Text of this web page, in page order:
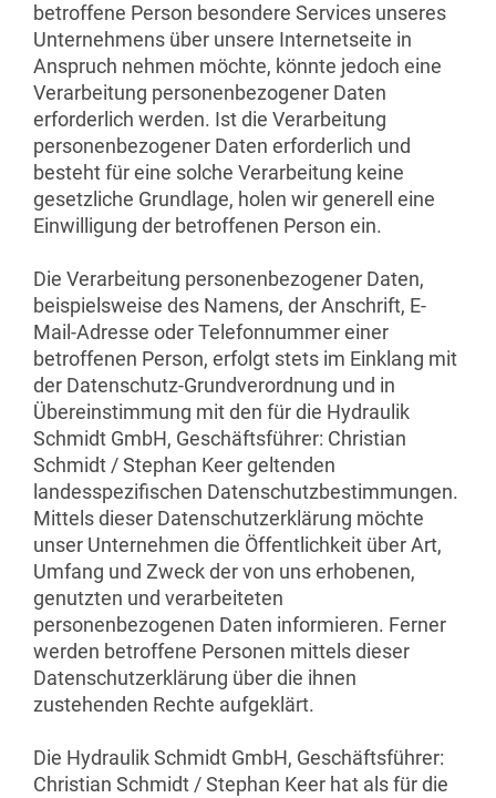
betroffene Person besondere Services unseres
Unternehmens über unsere Internetseite in
Anspruch nehmen möchte, könnte jedoch eine
Verarbeitung personenbezogener Daten
erforderlich werden. Ist die Verarbeitung
personenbezogener Daten erforderlich und
besteht für eine solche Verarbeitung keine
gesetzliche Grundlage, holen wir generell eine
Einwilligung der betroffenen Person ein.
Die Verarbeitung personenbezogener Daten,
beispielsweise des Namens, der Anschrift, E-
Mail-Adresse oder Telefonnummer einer
betroffenen Person, erfolgt stets im Einklang mit
der Datenschutz-Grundverordnung und in
Übereinstimmung mit den für die Hydraulik
Schmidt GmbH, Geschäftsführer: Christian
Schmidt / Stephan Keer geltenden
landesspezifischen Datenschutzbestimmungen.
Mittels dieser Datenschutzerklärung möchte
unser Unternehmen die Öffentlichkeit über Art,
Umfang und Zweck der von uns erhobenen,
genutzten und verarbeiteten
personenbezogenen Daten informieren. Ferner
werden betroffene Personen mittels dieser
Datenschutzerklärung über die ihnen
zustehenden Rechte aufgeklärt.
Die Hydraulik Schmidt GmbH, Geschäftsführer:
Christian Schmidt / Stephan Keer hat als für die